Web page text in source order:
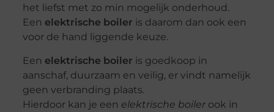
het liefst met zo min mogelijk onderhoud.
Een elektrische boiler is daarom dan ook een
voor de hand liggende keuze.
Een elektrische boiler is goedkoop in
aanschaf, duurzaam en veilig, er vindt namelijk
geen verbranding plaats.
Hierdoor kan je een elektrische boilerook in